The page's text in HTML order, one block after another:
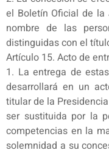
el Boletín Oficial de
nombre de las
distinguidas con el
Artículo 15. Acto de
1. La entrega de
desarrollará en un
titular de la
ser sustituida por la
competencias en la
solemnidad a su